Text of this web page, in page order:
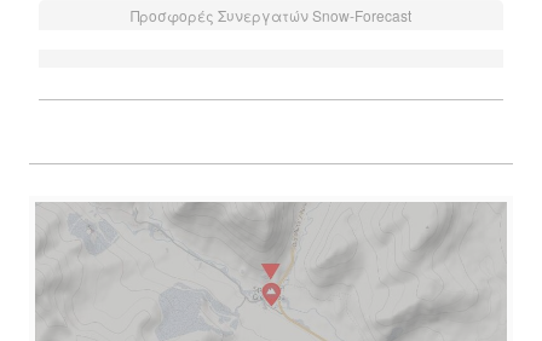
Προσφορές Συνεργατών Snow-Forecast